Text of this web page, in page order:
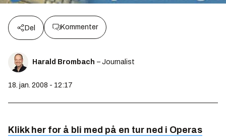
Del Kommenter
Harald Brombach – Journalist
18. jan. 2008 - 12:17
Klikk her for å bli med på en tur ned i Operas